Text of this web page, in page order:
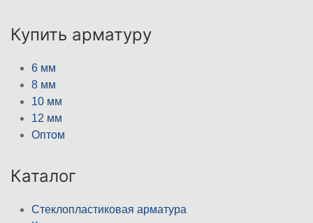
Купить арматуру
6 мм
8 мм
10 мм
12 мм
Оптом
Каталог
Стеклопластиковая арматура